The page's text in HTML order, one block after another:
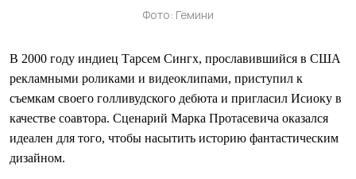
Фото: Гемини
В 2000 году индиец Тарсем Сингх, прославившийся в США
рекламными роликами и видеоклипами, приступил к
съемкам своего голливудского дебюта и пригласил Исиоку в
качестве соавтора. Сценарий Марка Протасевича оказался
идеален для того, чтобы насытить историю фантастическим
дизайном.